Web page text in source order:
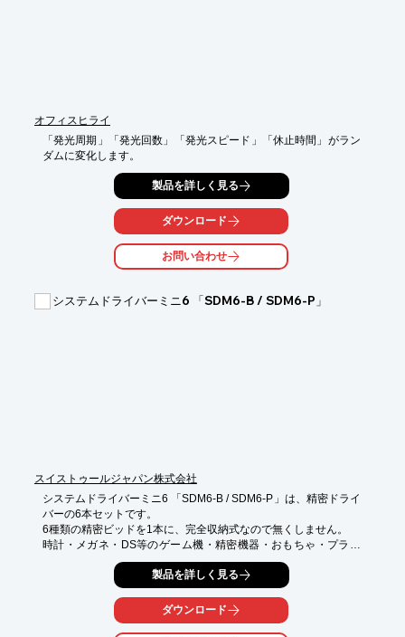
オフィスヒライ
「発光周期」「発光回数」「発光スピード」「休止時間」がラン
ダムに変化します。
製品を詳しく見る
ダウンロード
お問い合わせ
システムドライバーミニ6 「SDM6-B / SDM6-P」
スイストゥールジャパン株式会社
システムドライバーミニ6 「SDM6-B / SDM6-P」は、精密ドライ
バーの6本セットです。
6種類の精密ビッドを1本に、完全収納式なので無くしません。
時計・メガネ・DS等のゲーム機・精密機器・おもちゃ・プラモ
デル・パソコン・鍵などの用途に最適です。
○3色ボールペンのように切り替え自由自在
○一本あれば様々な用途に大活躍
製品を詳しく見る
ダウンロード